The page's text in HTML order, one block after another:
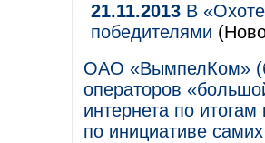
21.11.2013 В
победителями
ОАО «ВымпелКом»
операторов
интернета по
по инициативе